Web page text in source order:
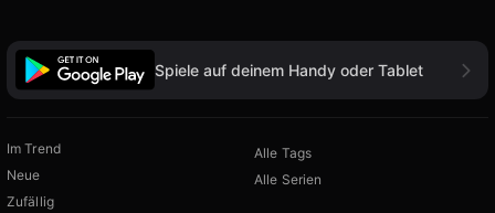
Spiele auf deinem Handy oder Tablet
Im Trend
Neue
Zufällig
Alle Tags
Alle Serien